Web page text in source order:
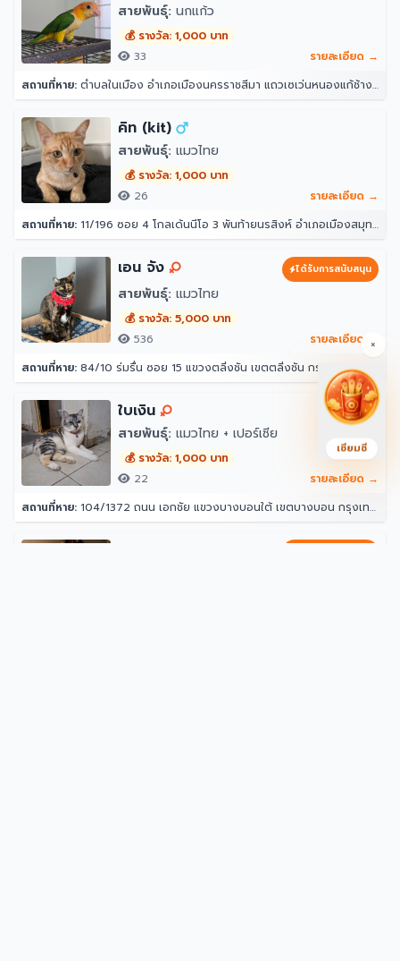
สายพันธุ์: นกแก้ว
💰 รางวัล: 1,000 บาท
33
รายละเอียด →
สถานที่หาย: ตำบลในเมือง อำเภอเมืองนครราชสีมา แถวเซเว่นหนองแก้ช้าง ศาลาชุมชนพานิชเจริญ นครราชสีมา 30000
คิท (kit)
สายพันธุ์: แมวไทย
💰 รางวัล: 1,000 บาท
26
รายละเอียด →
สถานที่หาย: 11/196 ซอย 4 โกลเด้นนีโอ 3 พันท้ายนรสิงห์ อำเภอเมืองสมุทรสาคร สมุทรสาคร 74000
เอน จัง ได้รับการสนับสนุน
สายพันธุ์: แมวไทย
💰 รางวัล: 5,000 บาท
536
รายละเอียด →
สถานที่หาย: 84/10 ร่มรื่น ซอย 15 แขวงตลิ่งชัน เขตตลิ่งชัน กรุงเทพมหานคร 10170
ใบเงิน
สายพันธุ์: แมวไทย + เปอร์เซีย
💰 รางวัล: 1,000 บาท
22
รายละเอียด →
สถานที่หาย: 104/1372 ถนน เอกชัย แขวงบางบอนใต้ เขตบางบอน กรุงเทพมหานคร 10150
×
เซียมซี